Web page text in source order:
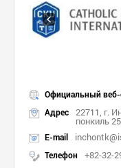
Официальный веб-
Адрес 22711, г.
понкиль 25
E-mail
Телефон +82-32-